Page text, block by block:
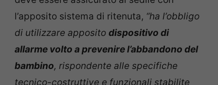
l’apposito sistema di ritenuta, “ha l’obbligo
di utilizzare apposito dispositivo di
allarme volto a prevenire l’abbandono del
bambino, rispondente alle specifiche
tecnico-costruttive e funzionali stabilite